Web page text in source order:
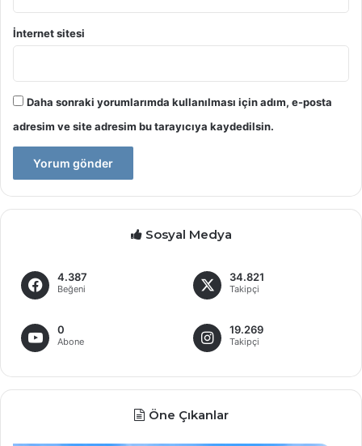
İnternet sitesi
Daha sonraki yorumlarımda kullanılması için adım, e-posta
adresim ve site adresim bu tarayıcıya kaydedilsin.
Sosyal Medya
4.387
Beğeni
34.821
Takipçi
0
Abone
19.269
Takipçi
Öne Çıkanlar